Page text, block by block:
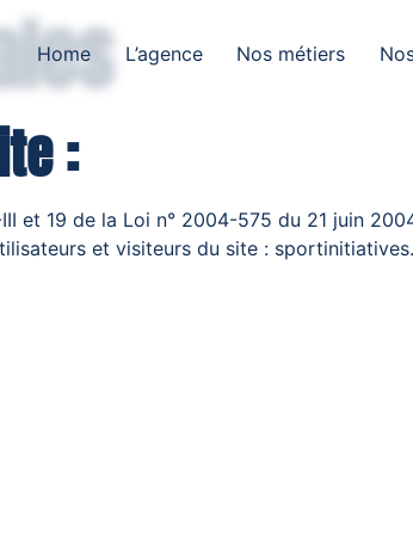
Home L’agence Nos métiers
:
et 19 de la Loi n° 2004-575 du 21 juin
et visiteurs du site :